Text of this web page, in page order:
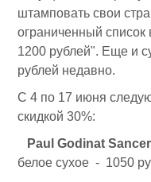
штамповать свои
ограниченный список
1200 рублей". Еще и
рублей недавно.
С 4 по 17 июня
скидкой 30%:
Paul Godinat
белое сухое - 1050